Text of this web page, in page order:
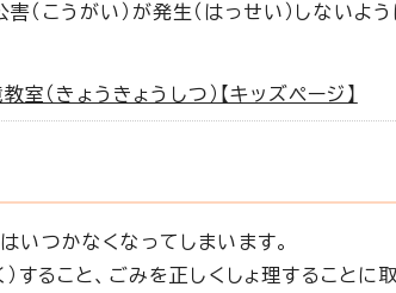
（こうがい）が発生（はっせい）しないよう
（きょうきょうしつ）【キッズページ】
いつかなくなってしまいます。
すること、ごみを正しくしょ理することに取